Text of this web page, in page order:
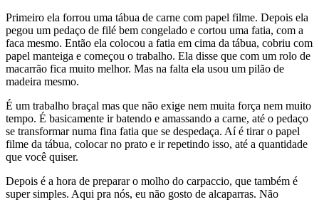
Primeiro ela forrou uma tábua de carne com papel filme. Depois ela
pegou um pedaço de filé bem congelado e cortou uma fatia, com a
faca mesmo. Então ela colocou a fatia em cima da tábua, cobriu com
papel manteiga e começou o trabalho. Ela disse que com um rolo de
macarrão fica muito melhor. Mas na falta ela usou um pilão de
madeira mesmo.
É um trabalho braçal mas que não exige nem muita força nem muito
tempo. É basicamente ir batendo e amassando a carne, até o pedaço
se transformar numa fina fatia que se despedaça. Aí é tirar o papel
filme da tábua, colocar no prato e ir repetindo isso, até a quantidade
que você quiser.
Depois é a hora de preparar o molho do carpaccio, que também é
super simples. Aqui pra nós, eu não gosto de alcaparras. Não